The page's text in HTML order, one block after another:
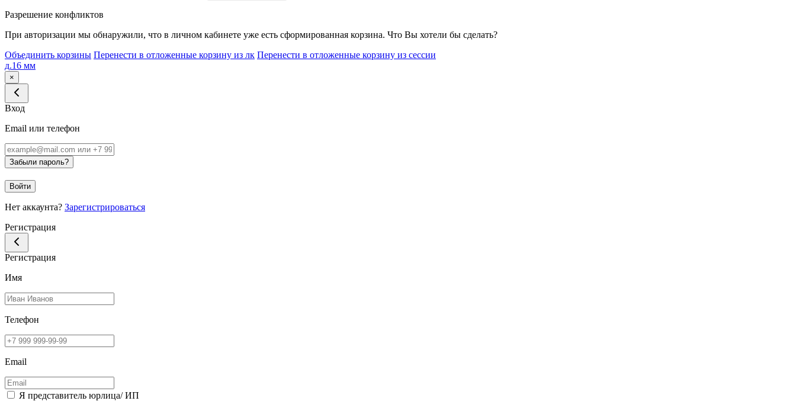
Разрешение конфликтов
При авторизации мы обнаружили, что в личном кабинете уже есть сформированная корзина. Что Вы хотели бы сделать?
Объединить корзины Перенести в отложенные корзину из лк Перенести в отложенные корзину из сессии
д.16 мм
×
Вход
Email или телефон
Забыли пароль?
Войти
Нет аккаунта? Зарегистрироваться
Регистрация
Регистрация
Имя
Телефон
Email
Я представитель юрлица/ ИП